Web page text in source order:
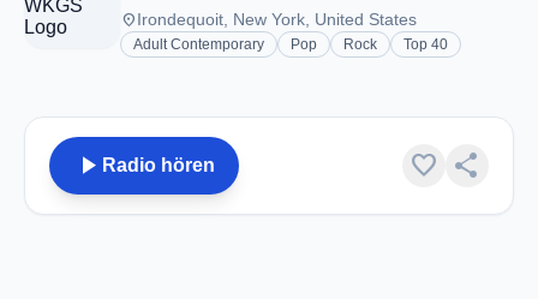
placeIrondequoit, New York, United States
Adult Contemporary Pop Rock Top 40
play_arrow Radio hören favorite share